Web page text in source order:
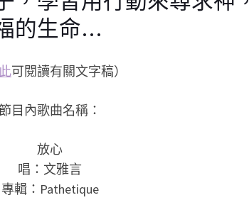
的生命…
可閱讀有關文字稿）
節目內歌曲名稱：
放心
唱：文雅言
專輯：Pathetique